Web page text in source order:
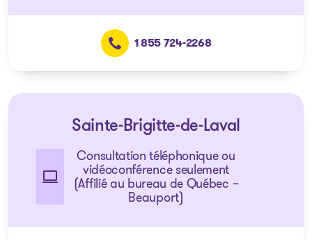
1 855 724-2268
Sainte-Brigitte-de-Laval
Consultation téléphonique ou
vidéoconférence seulement
(Affilié au bureau de Québec –
Beauport)